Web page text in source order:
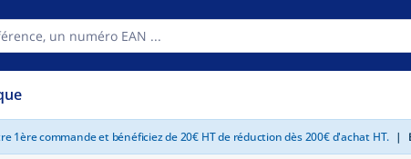
1ère commande et bénéficiez de 20€ HT de réduction dès 200€ d'achat HT. |